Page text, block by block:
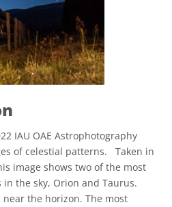
IAU OAE Astrophotography
of celestial patterns. Taken in
image shows two of the most
the sky, Orion and Taurus.
the horizon. The most